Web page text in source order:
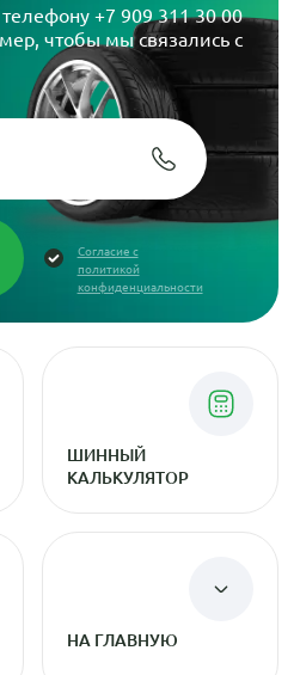
+7 909 311 30 00
чтобы мы связались с
Согласие с
политикой
конфиденциальности
ШИННЫЙ
КАЛЬКУЛЯТОР
НА ГЛАВНУЮ